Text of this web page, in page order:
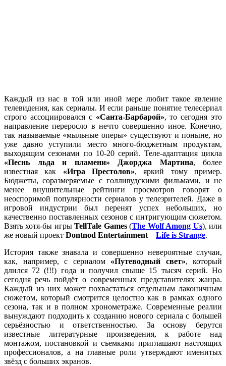
Каждый из нас в той или иной мере любит такое явление
телевидения, как сериалы. И если раньше понятие телесериал
строго ассоциировался с «Санта-Барбарой», то сегодня это
направление переросло в нечто совершенно иное. Конечно,
так называемые «мыльные оперы» существуют и поныне, но
уже давно уступили место много-бюджетным продуктам,
выходящим сезонами по 10-20 серий. Теле-адаптация цикла
«Песнь льда и пламени» Джорджа Мартина, более
известная как «Игра Престолов», яркий тому пример.
Бюджеты, соразмеряемые с голливудскими фильмами, и не
менее внушительные рейтинги просмотров говорят о
неоспоримой популярности сериалов у телезрителей. Даже в
игровой индустрии был перенят успех небольших, но
качественно поставленных сезонов с интригующим сюжетом.
Взять хотя-бы игрыTellTale Games(The Wolf Among Us), или
же новый проект Dontnod Entertainment – Life is Strange.
История также знавала и совершенно невероятные случаи,
как, например, с сериалом «Путеводный свет», который
длился 72 (!!!) года и получил свыше 15 тысяч серий. Но
сегодня речь пойдёт о современных представителях жанра.
Каждый из них может похвастаться отдельным лаконичным
сюжетом, который смотрится целостно как в рамках одного
сезона, так и в полном хронометраже. Современные реалии
вынуждают подходить к созданию нового сериала с большей
серьёзностью и ответственностью. За основу берутся
известные литературные произведения, к работе над
монтажом, постановкой и съемками приглашают настоящих
профессионалов, а на главные роли утверждают именитых
звёзд с больших экранов.